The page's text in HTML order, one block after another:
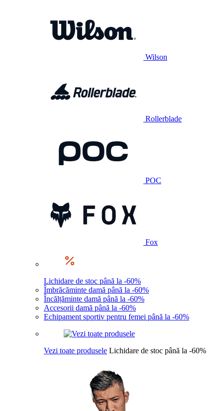
Wilson
Rollerblade
POC
Fox
Lichidare de stoc până la -60%
Îmbrăcăminte damă până la -60%
Încălțăminte damă până la -60%
Accesorii damă până la -60%
Echipament sportiv pentru femei până la -60%
Vezi toate produsele Lichidare de stoc până la -60%